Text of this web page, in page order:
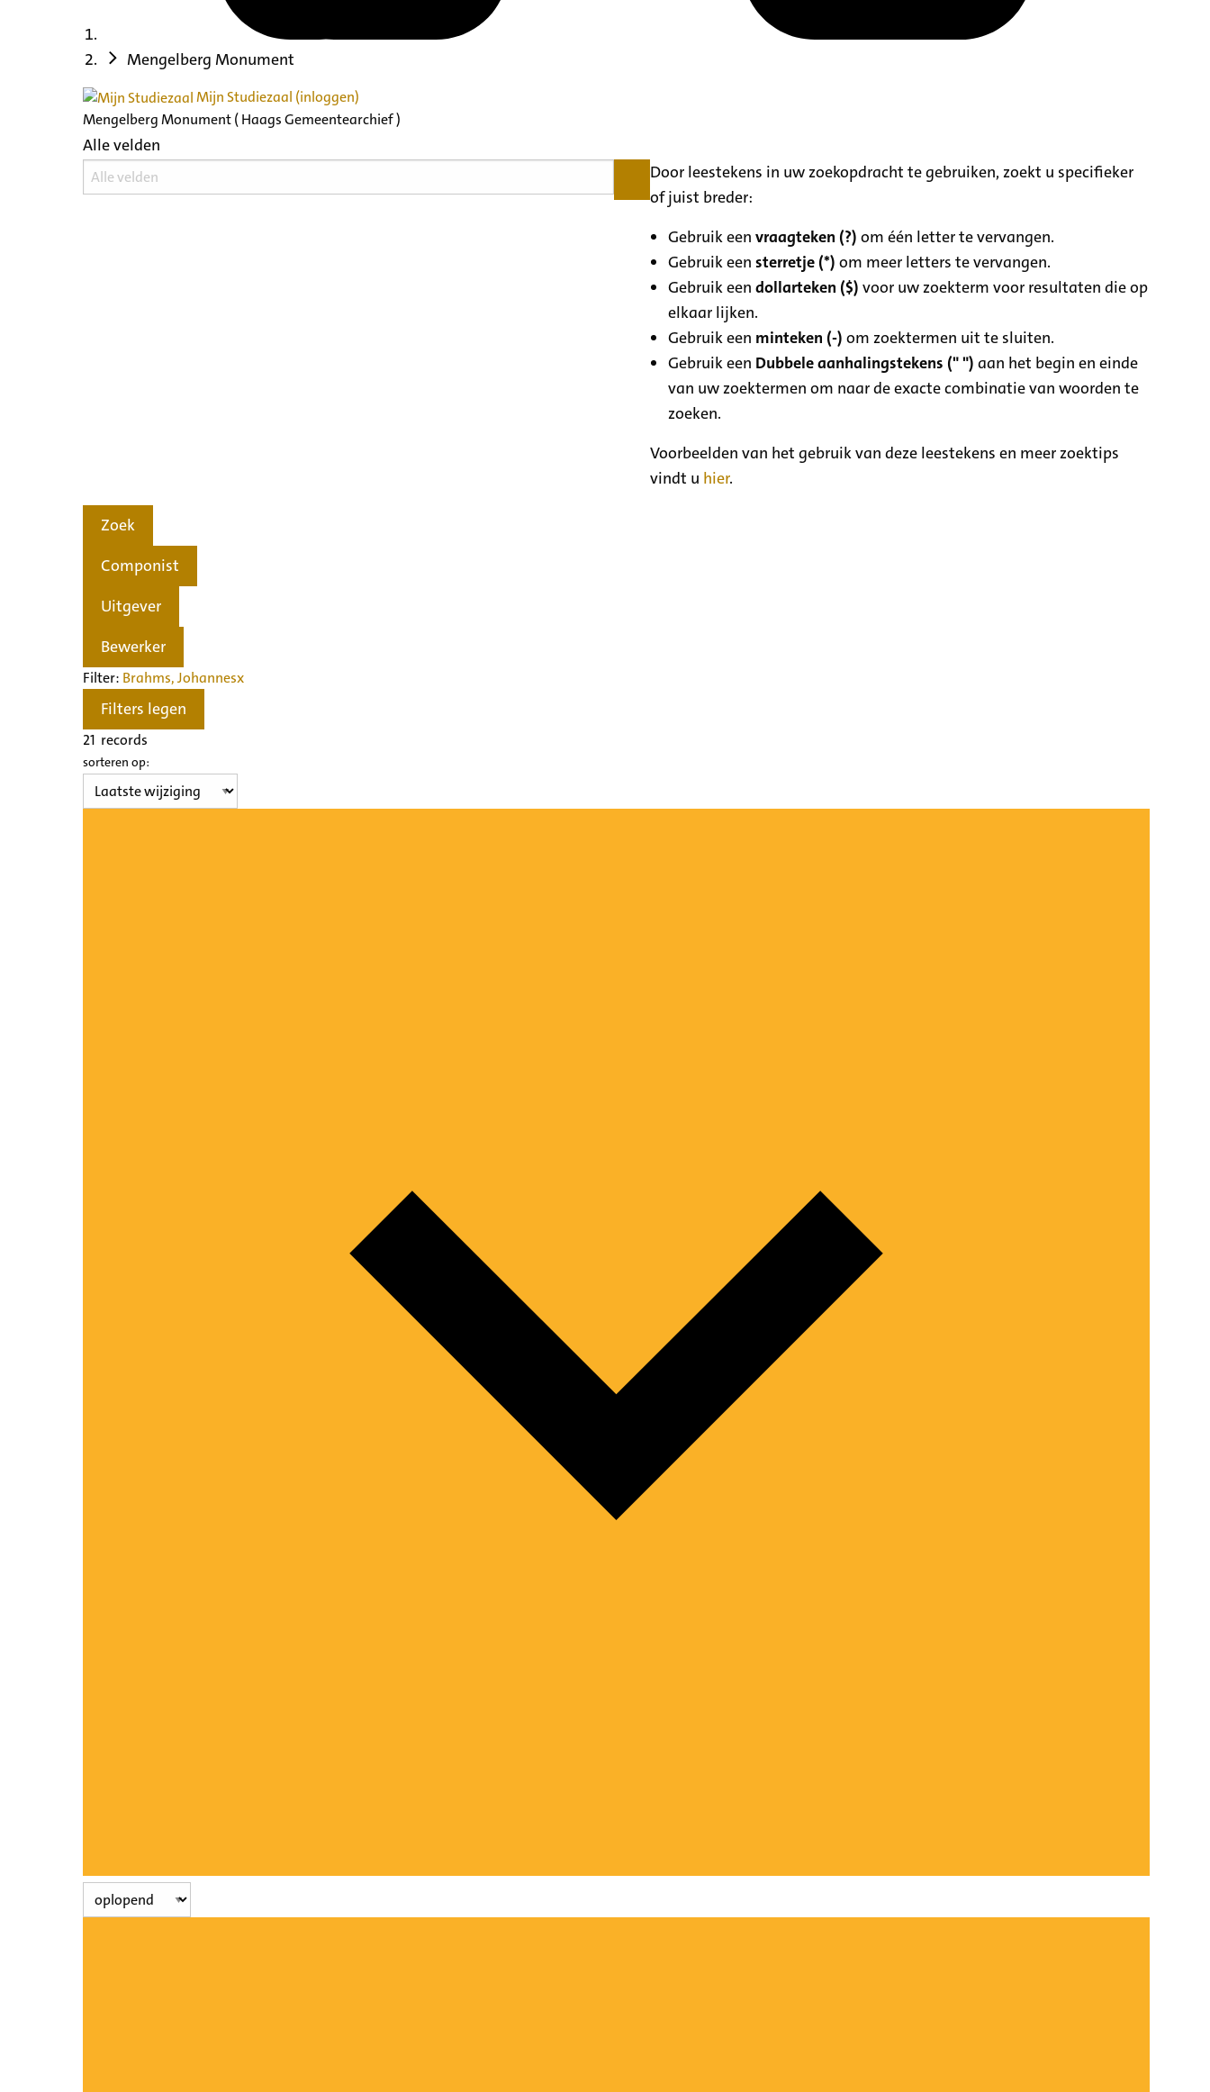
Mengelberg Monument
Mijn Studiezaal (inloggen)
Mengelberg Monument ( Haags Gemeentearchief )
Alle velden
Door leestekens in uw zoekopdracht te gebruiken, zoekt u specifieker
of juist breder:
Gebruik eenvraagteken (?) om één letter te vervangen.
Gebruik eensterretje (*) om meer letters te vervangen.
Gebruik eendollarteken ($) voor uw zoekterm voor resultaten die op
elkaar lijken.
Gebruik een minteken (-) om zoektermen uit te sluiten.
Gebruik een Dubbele aanhalingstekens (" ") aan het begin en einde
van uw zoektermen om naar de exacte combinatie van woorden te
zoeken.
Voorbeelden van het gebruik van deze leestekens en meer zoektips
vindt u hier.
Zoek
Componist
Uitgever
Bewerker
Filter: Brahms, Johannesx
Filters legen
21 records
sorteren op: